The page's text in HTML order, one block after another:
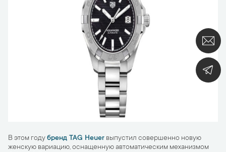
В этом годубренд TAG Heuer выпустил совершенно новую
женскую вариацию, оснащенную автоматическим механизмом